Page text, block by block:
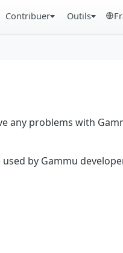
Contribuer Outils
any problems with
by Gammu